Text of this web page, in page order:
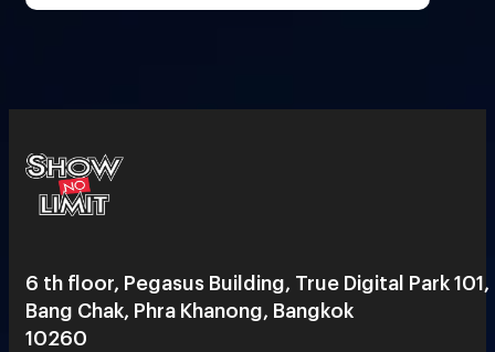
6 th floor, Pegasus Building, True Digital Park 101,
Bang Chak, Phra Khanong, Bangkok
10260